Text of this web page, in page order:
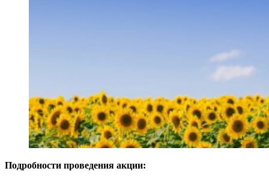
Подробности проведения акции: